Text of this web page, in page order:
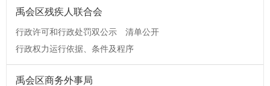
禹会区残疾人联合会
行政许可和行政处罚双公示
清单公开
行政权力运行依据、条件及程序
禹会区商务外事局